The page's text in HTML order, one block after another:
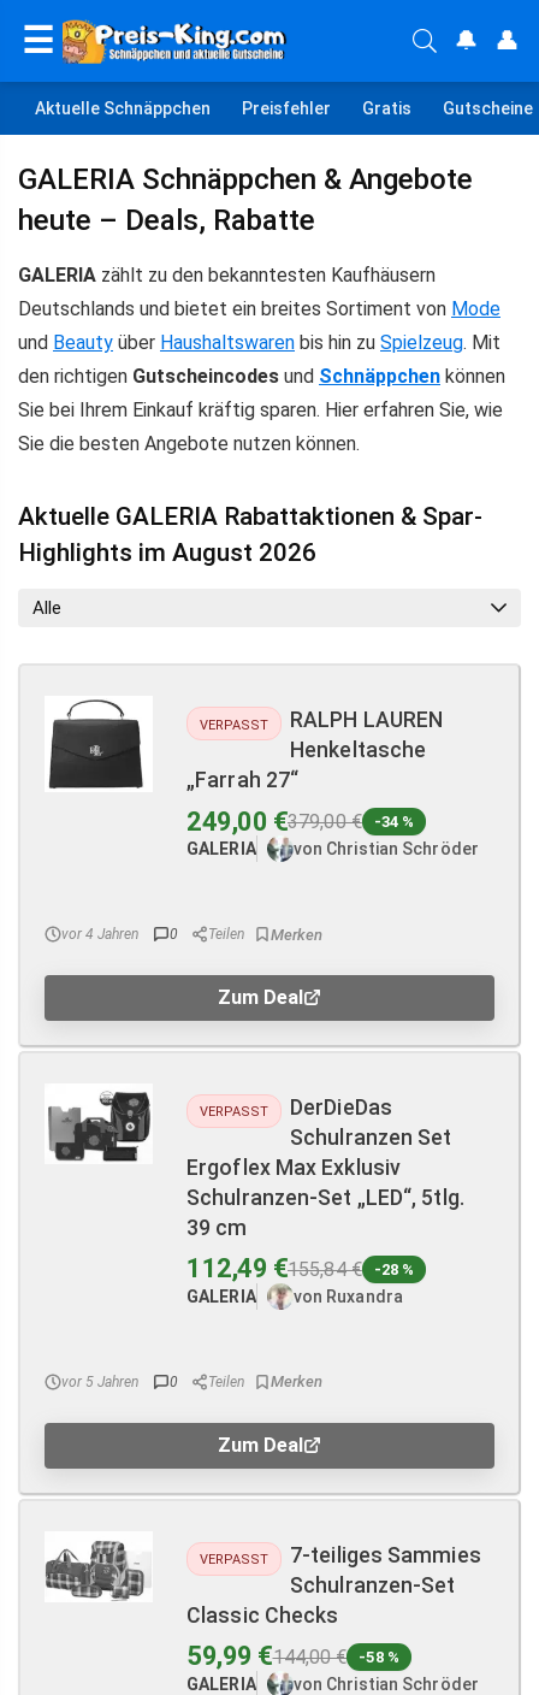
☰ 🔔 👤
Aktuelle Schnäppchen Preisfehler Gratis Gutscheine
GALERIA Schnäppchen & Angebote
heute – Deals, Rabatte
GALERIA zählt zu den bekanntesten Kaufhäusern
Deutschlands und bietet ein breites Sortiment von Mode
und Beauty über Haushaltswaren bis hin zu Spielzeug. Mit
den richtigen Gutscheincodes und Schnäppchen können
Sie bei Ihrem Einkauf kräftig sparen. Hier erfahren Sie, wie
Sie die besten Angebote nutzen können.
Aktuelle GALERIA Rabattaktionen & Spar-
Highlights im August 2026
Alle
VERPASST
RALPH LAUREN
Henkeltasche
„Farrah 27“
249,00 €379,00 € -34 %
GALERIA von Christian Schröder
vor 4 Jahren 0 Teilen
Zum Deal
VERPASST
DerDieDas
Schulranzen Set
Ergoflex Max Exklusiv
Schulranzen-Set „LED“, 5tlg.
39 cm
112,49 €155,84 € -28 %
GALERIA von Ruxandra
vor 5 Jahren 0 Teilen
Zum Deal
VERPASST
7-teiliges Sammies
Schulranzen-Set
Classic Checks
59,99 €144,00 € -58 %
GALERIA von Christian Schröder